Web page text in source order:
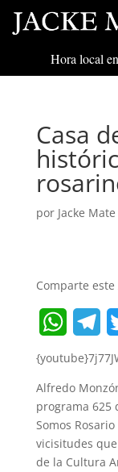
Hora local
Casa
por Jacke Mate
Comparte
a
t
s
T
l
e
g
i
t
t
Alfredo
programa 625
Somos
vicisitudes
de la Cultura